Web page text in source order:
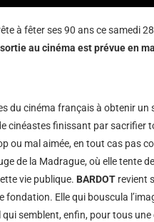
à fêter ses 90 ans ce samedi
sortie au cinéma est prévue en
du cinéma français à obtenir
cinéastes finissant par sacrifier
ou mal aimée, en tout cas pas
de la Madrague, où elle tente
vie publique. BARDOT revient
fondation. Elle qui bouscula
semblent, enfin, pour tous